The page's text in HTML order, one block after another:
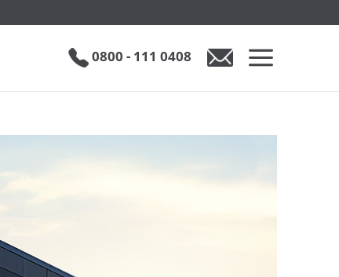
0800 - 111 0408